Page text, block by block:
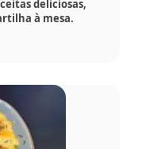
deliciosas,
à mesa.